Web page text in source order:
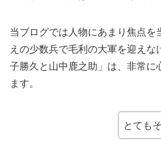
当ブログでは人物にあまり焦点を
えの少数兵で毛利の大軍を迎え
子勝久と山中鹿之助」は、非常に
ます。
とても